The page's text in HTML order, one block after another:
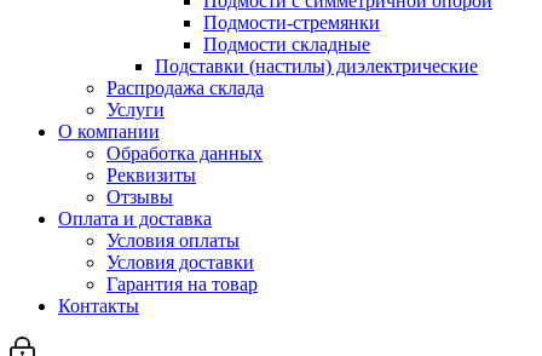
Подмости-стремянки
Подмости складные
Подставки (настилы) диэлектрические
Распродажа склада
Услуги
О компании
Обработка данных
Реквизиты
Отзывы
Оплата и доставка
Условия оплаты
Условия доставки
Гарантия на товар
Контакты